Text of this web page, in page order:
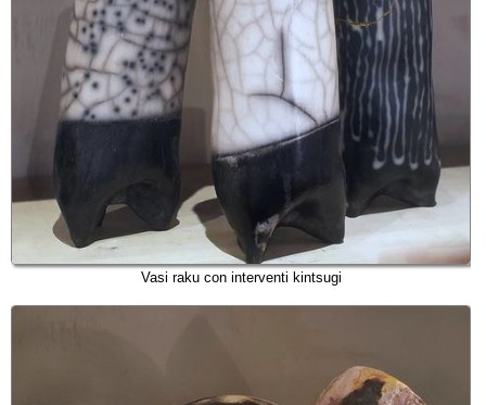
Vasi raku con interventi kintsugi